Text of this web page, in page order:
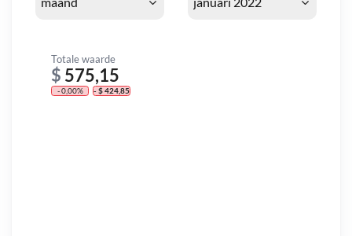
Totale waarde
$ 575,15
- 0,00% - $ 424,85